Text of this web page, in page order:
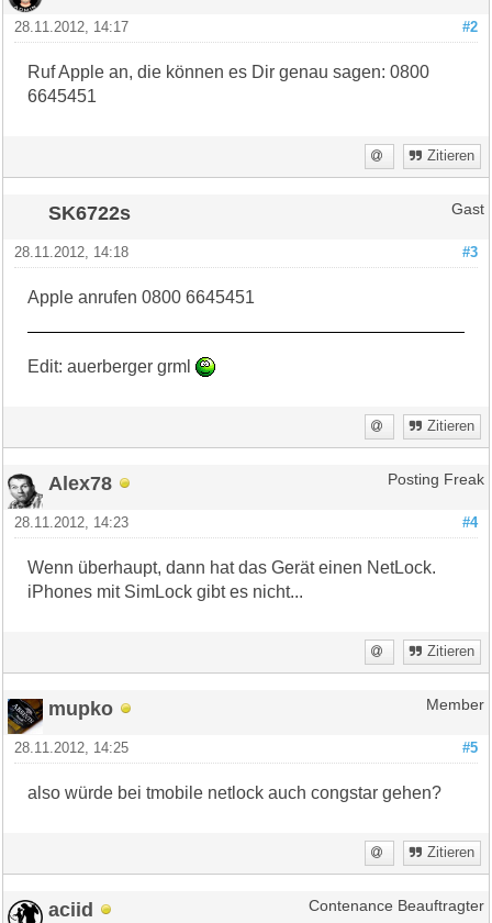
#2
28.11.2012, 14:17
Ruf Apple an, die können es Dir genau sagen: 0800
6645451
Zitieren
SK6722s Gast
#3
28.11.2012, 14:18
Apple anrufen 0800 6645451
Edit: auerberger grml
Zitieren
Alex78 Posting Freak
#4
28.11.2012, 14:23
Wenn überhaupt, dann hat das Gerät einen NetLock.
iPhones mit SimLock gibt es nicht...
Zitieren
mupko Member
#5
28.11.2012, 14:25
also würde bei tmobile netlock auch congstar gehen?
Zitieren
aciid Contenance Beauftragter